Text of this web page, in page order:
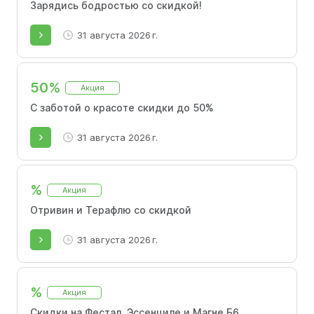
товары для здоровья и красоты. Только на
Зарядись бодростью со скидкой!
31 августа 2026 г.
50% Акция
С заботой о красоте скидки до 50%
31 августа 2026 г.
% Акция
Отривин и Терафлю со скидкой
31 августа 2026 г.
% Акция